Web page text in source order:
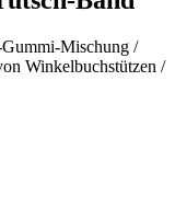
Mischung /
Winkelbuchstützen /